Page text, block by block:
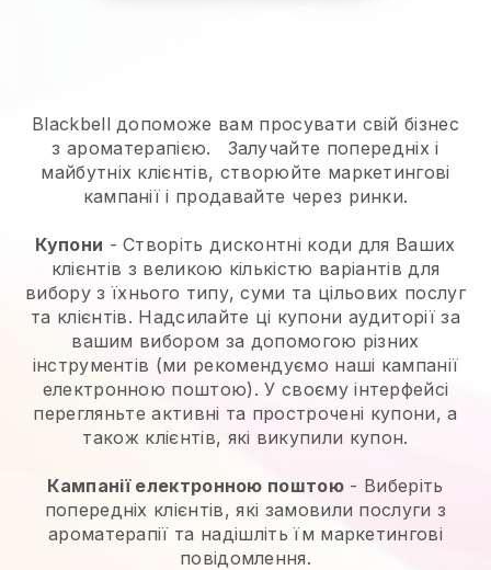
Blackbell допоможе вам просувати свій бізнес
з ароматерапією.
Залучайте попередніх і
майбутніх клієнтів, створюйте маркетингові
кампанії і продавайте через ринки.
Купони - Створіть дисконтні коди для Ваших
клієнтів з великою кількістю варіантів для
вибору з їхнього типу, суми та цільових послуг
та клієнтів. Надсилайте ці купони аудиторії за
вашим вибором за допомогою різних
інструментів (ми рекомендуємо наші кампанії
електронною поштою). У своєму інтерфейсі
перегляньте активні та прострочені купони, а
також клієнтів, які викупили купон.
Кампанії електронною поштою - Виберіть
попередніх клієнтів, які замовили послуги з
ароматерапії та надішліть їм маркетингові
повідомлення.